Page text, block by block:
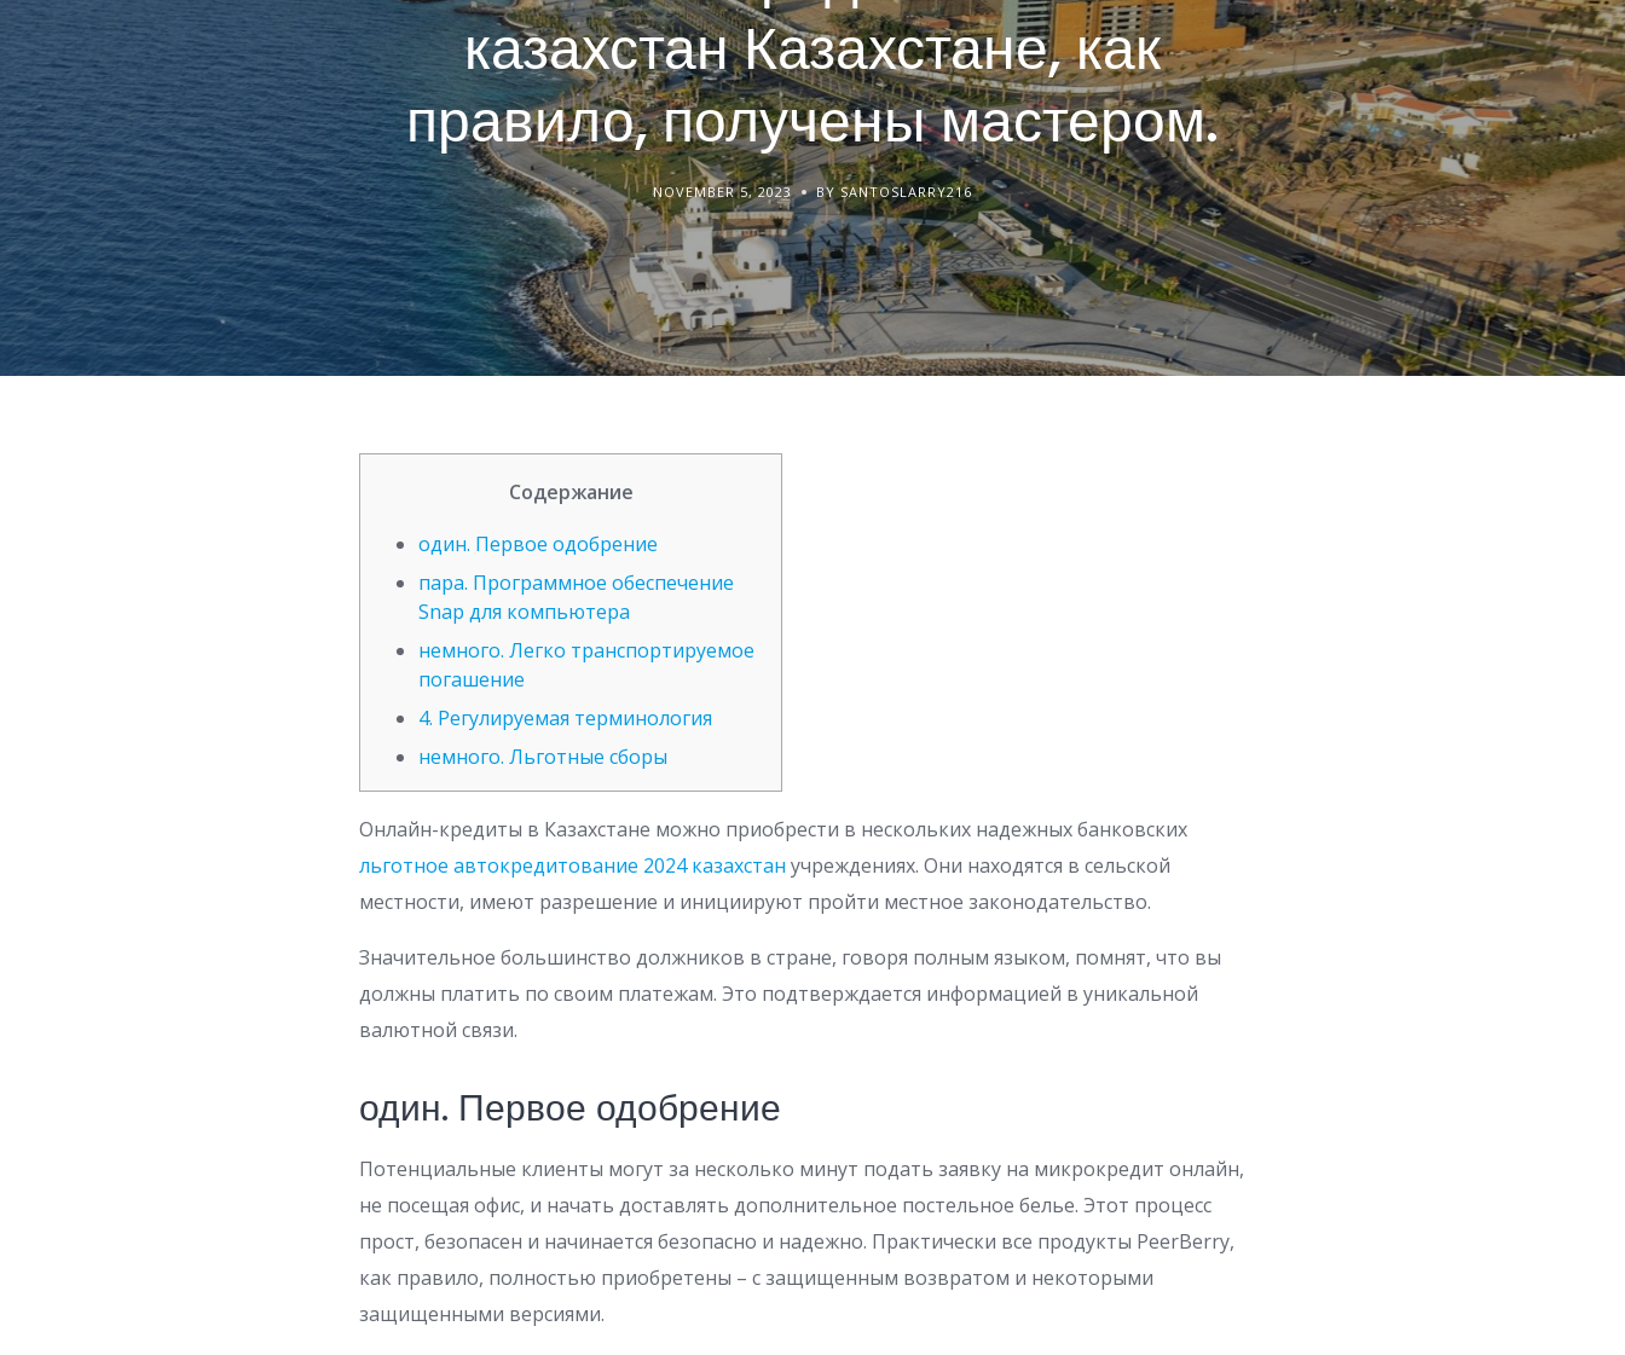
казахстан Казахстане, как
правило, получены мастером.
NOVEMBER 5, 2023 BY SANTOSLARRY216
Содержание
один. Первое одобрение
пара. Программное обеспечение
Snap для компьютера
немного. Легко транспортируемое
погашение
4. Регулируемая терминология
немного. Льготные сборы
Онлайн-кредиты в Казахстане можно приобрести в нескольких надежных банковских
льготное автокредитование 2024 казахстан учреждениях. Они находятся в сельской
местности, имеют разрешение и инициируют пройти местное законодательство.
Значительное большинство должников в стране, говоря полным языком, помнят, что вы
должны платить по своим платежам.Это подтверждается информацией в уникальной
валютной связи.
один. Первое одобрение
Потенциальные клиенты могут за несколько минут подать заявку на микрокредит онлайн,
не посещая офис, и начать доставлять дополнительное постельное белье. Этот процесс
прост, безопасен и начинается безопасно и надежно. Практически все продукты PeerBerry,
как правило, полностью приобретены – с защищенным возвратом и некоторыми
защищенными версиями.